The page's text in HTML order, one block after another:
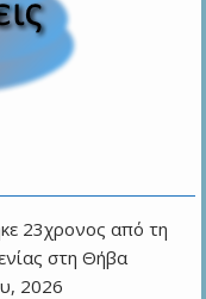
23χρονος από τη
στη Θήβα
2026